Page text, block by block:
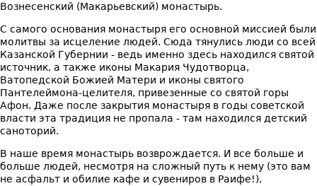
Вознесенский (Макарьевский) монастырь.
С самого основания монастыря его основной миссией были
молитвы за исцеление людей. Сюда тянулись люди со всей
Казанской Губернии - ведь именно здесь находился святой
источник, а также иконы Макария Чудотворца,
Ватопедской Божией Матери и иконы святого
Пантелеймона-целителя, привезенные со святой горы
Афон. Даже после закрытия монастыря в годы советской
власти эта традиция не пропала - там находился детский
саноторий.
В наше время монастырь возврождается. И все больше и
больше людей, несмотря на сложный путь к нему (это вам
не асфальт и обилие кафе и сувениров в Раифе!),